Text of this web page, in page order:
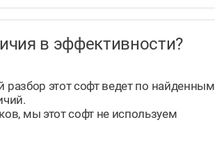
в эффективности?
разбор этот софт ведет по найденным
мы этот софт не используем